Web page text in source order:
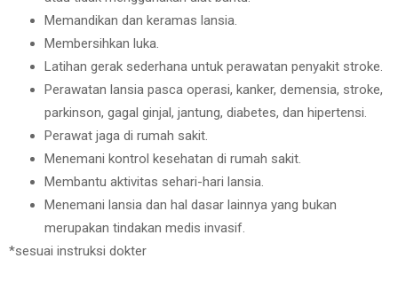
Memandikan dan keramas lansia.
Membersihkan luka.
Latihan gerak sederhana untuk perawatan penyakit stroke.
Perawatan lansia pasca operasi, kanker, demensia, stroke,
parkinson, gagal ginjal, jantung, diabetes, dan hipertensi.
Perawat jaga di rumah sakit.
Menemani kontrol kesehatan di rumah sakit.
Membantu aktivitas sehari-hari lansia.
Menemani lansia dan hal dasar lainnya yang bukan
merupakan tindakan medis invasif.
*sesuai instruksi dokter